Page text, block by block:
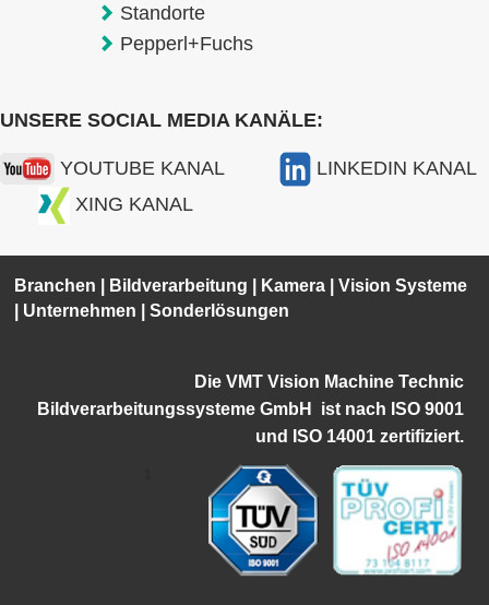
Standorte
Pepperl+Fuchs
UNSERE SOCIAL MEDIA KANÄLE:
YOUTUBE KANAL
LINKEDIN KANAL
XING KANAL
Branchen Bildverarbeitung Kamera |Vision Systeme
Unternehmen |Sonderlösungen
Die VMT Vision Machine Technic
Bildverarbeitungssysteme GmbH istnach ISO 9001
und ISO 14001 zertifiziert.